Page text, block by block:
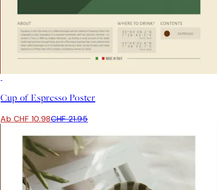
Cup of Espresso Poster
Ab CHF 10.98CHF 21.95